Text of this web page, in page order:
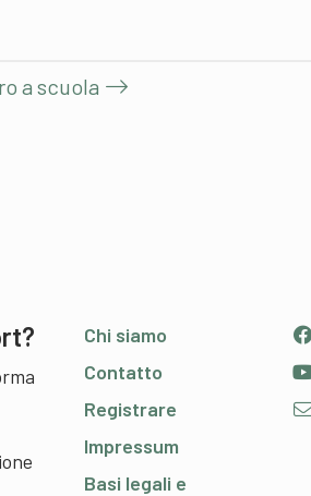
a scuola
Chi siamo
Contatto
Registrare
Impressum
Basi legali e